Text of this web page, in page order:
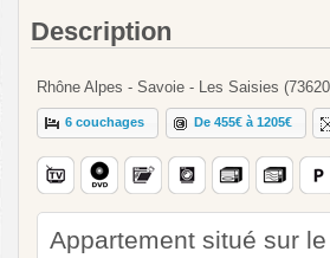
Description
Rhône Alpes - Savoie - Les Saisies
6 couchages De 455€ à 1205€
Appartement situé sur